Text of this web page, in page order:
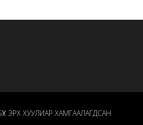
ЭРХ ХУУЛИАР ХАМГААЛАГДСАН